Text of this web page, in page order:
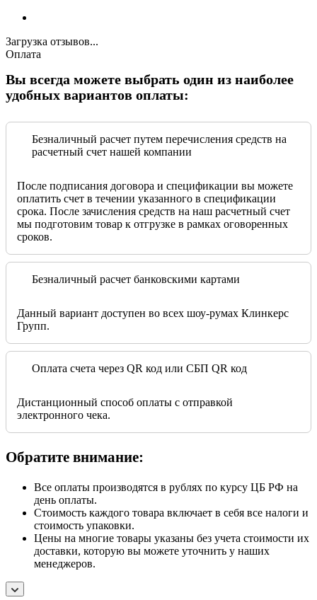
Загрузка отзывов...
Оплата
Вы всегда можете выбрать один из наиболее
удобных вариантов оплаты:
Безналичный расчет путем перечисления средств на
расчетный счет нашей компании
После подписания договора и спецификации вы можете
оплатить счет в течении указанного в спецификации
срока. После зачисления средств на наш расчетный счет
мы подготовим товар к отгрузке в рамках оговоренных
сроков.
Безналичный расчет банковскими картами
Данный вариант доступен во всех шоу-румах Клинкерс
Групп.
Оплата счета через QR код или СБП QR код
Дистанционный способ оплаты с отправкой
электронного чека.
Обратите внимание:
Все оплаты производятся в рублях по курсу ЦБ РФ на
день оплаты.
Стоимость каждого товара включает в себя все налоги и
стоимость упаковки.
Цены на многие товары указаны без учета стоимости их
доставки, которую вы можете уточнить у наших
менеджеров.